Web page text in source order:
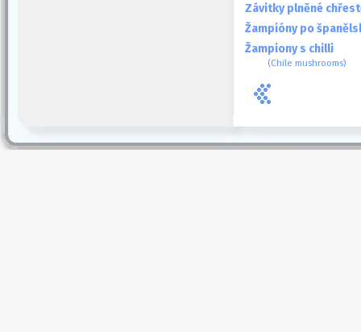
Závitky plněné
Žampióny po
Žampiony s chilli
(Chile mushrooms)